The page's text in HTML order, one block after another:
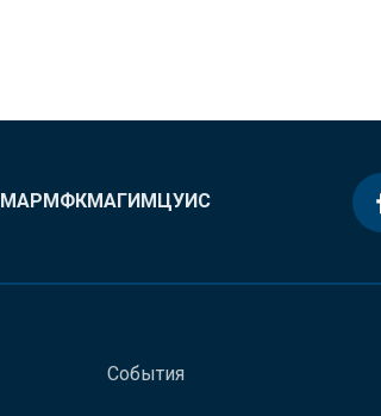
МАРМФКМАГИМЦУИС
События